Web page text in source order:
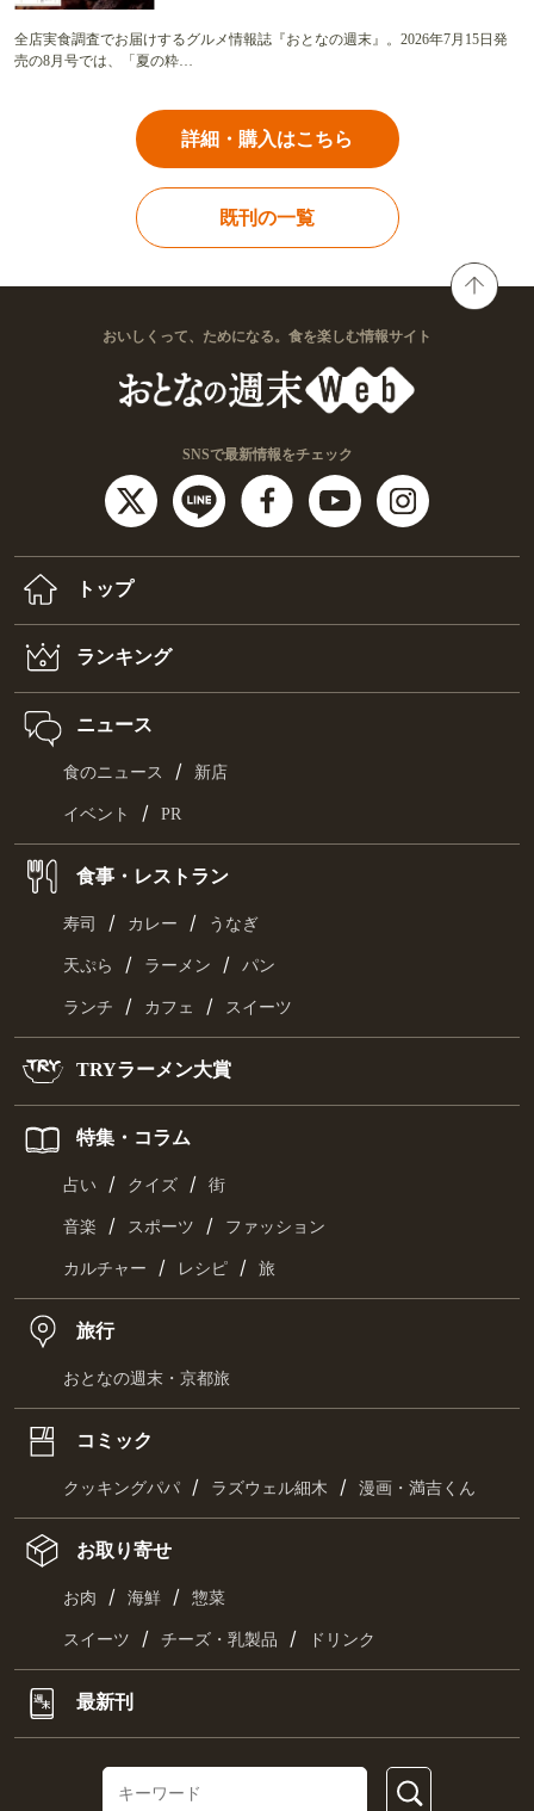
全店実食調査でお届けするグルメ情報誌『おとなの週末』。2026年7月15日発
売の8月号では、「夏の粋…
詳細・購入はこちら
既刊の一覧
おいしくって、ためになる。食を楽しむ情報サイト
SNSで最新情報をチェック
トップ
ランキング
ニュース
食のニュース / 新店
イベント / PR
食事・レストラン
寿司 / カレー / うなぎ
天ぷら / ラーメン / パン
ランチ / カフェ / スイーツ
TRYラーメン大賞
特集・コラム
占い / クイズ / 街
音楽 / スポーツ / ファッション
カルチャー / レシピ / 旅
旅行
おとなの週末・京都旅
コミック
クッキングパパ / ラズウェル細木 / 漫画・満吉くん
お取り寄せ
お肉 / 海鮮 / 惣菜
スイーツ / チーズ・乳製品 / ドリンク
最新刊